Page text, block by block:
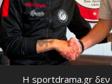
Η sportdrama.gr δεν